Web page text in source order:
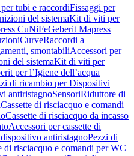
tubi e raccordiFissaggi per
del sistemaKit di viti per
CuNiFeGeberit Mapress
CurveRaccordi a
smontabiliAccessori per
del sistemaKit di viti per
per l’Igiene dell’acqua
di ricambio per Dispositivi
antiristagnoSensoriRiduttore di
Cassette di risciacquo e comandi
Cassette di risciacquo da incasso
Accessori per cassette di
antiristagnoPezzi di
di risciacquo e comandi per WC